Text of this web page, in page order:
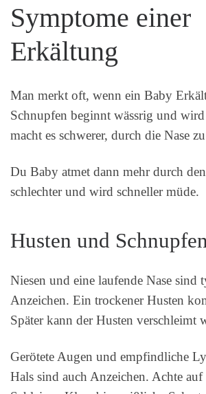
Symptome einer
Erkältung
Man merkt oft, wenn ein Baby
Schnupfen beginnt wässrig und wird
macht es schwerer, durch die Nase
Du Baby atmet dann mehr durch
schlechter und wird schneller müde.
Husten und
Niesen und eine laufende Nase sind
Anzeichen. Ein trockener Husten
Später kann der Husten verschleimt
Gerötete Augen und empfindliche
Hals sind auch Anzeichen. Achte auf